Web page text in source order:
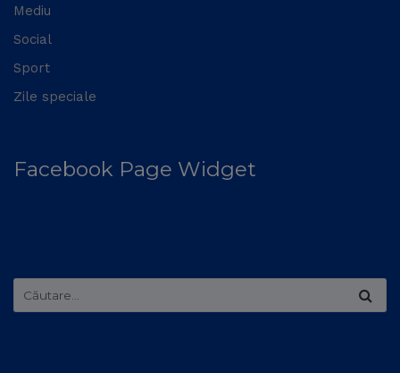
Mediu
Social
Sport
Zile speciale
Facebook Page Widget